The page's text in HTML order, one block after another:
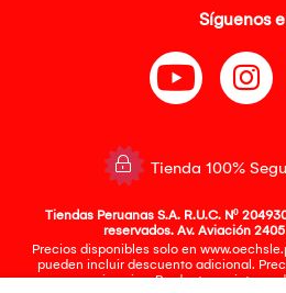
Síguenos
Tienda 100%
Tiendas Peruanas S.A. R.U.C. Nº
reservados. Av. Aviación
Precios disponibles solo en
pueden incluir descuento adicional.
previo aviso. Productos sujetos a